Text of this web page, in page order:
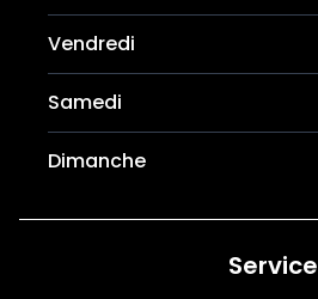
Vendredi
Samedi
Dimanche
Service